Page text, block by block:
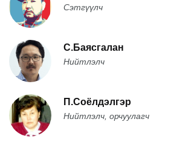
Сэтгүүлч
С.Баясгалан
Нийтлэлч
П.Соёлдэлгэр
Нийтлэлч, орчуулагч